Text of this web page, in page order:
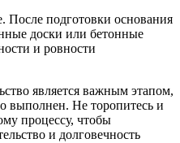
После подготовки основания
доски или бетонные
и ровности
является важным этапом,
выполнен. Не торопитесь и
процессу, чтобы
и долговечность